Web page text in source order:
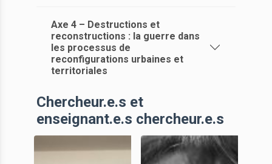
Axe 4 – Destructions et
reconstructions : la guerre dans
les processus de
reconfigurations urbaines et
territoriales
Chercheur.e.s et
enseignant.e.s chercheur.e.s